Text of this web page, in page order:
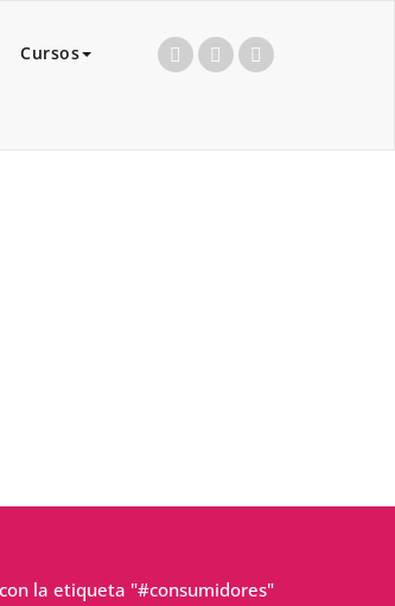
Cursos
la etiqueta "#consumidores"